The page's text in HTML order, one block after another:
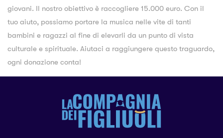
giovani. Il nostro obiettivo è raccogliere 15.000 euro. Con il
tuo aiuto, possiamo portare la musica nelle vite di tanti
bambini e ragazzi al fine di elevarli da un punto di vista
culturale e spirituale. Aiutaci a raggiungere questo traguardo,
ogni donazione conta!